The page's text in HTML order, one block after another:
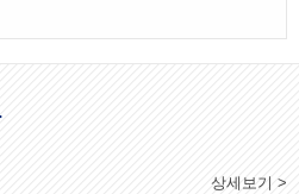
상세보기 >